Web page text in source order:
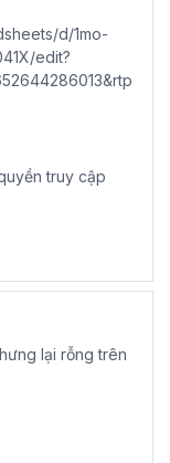
d/1mo-
edit?
truy cập
lại rỗng trên